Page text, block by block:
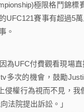
極限格鬥錦標
UFC121賽事有超過5
。
UFC付費觀看現場直
多次的機會，鼓勵
侵權行為視而不見，
法院提出訴訟。」